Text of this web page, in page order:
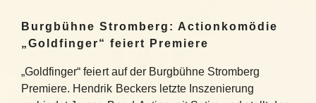
Burgbühne Stromberg: Actionkomödie
„Goldfinger“ feiert Premiere
„Goldfinger“ feiert auf der Burgbühne Stromberg
Premiere. Hendrik Beckers letzte Inszenierung